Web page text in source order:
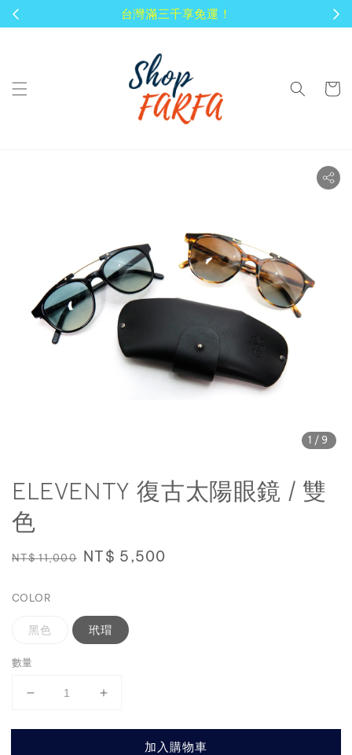
灣滿三千享免運！ 顧客享有商品到
1 /9
ELEVENTY 復古太陽眼鏡 / 雙
色
Regular
NT$ 11,000 Sale
NT$ 5,500
COLOR
黑色 玳瑁
數量
加入購物車